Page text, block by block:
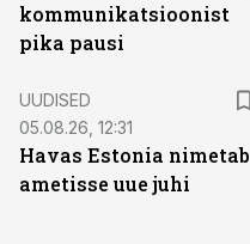
kommunikatsioonist
pika pausi
UUDISED
05.08.26, 12:31
Havas Estonia nimetab
ametisse uue juhi